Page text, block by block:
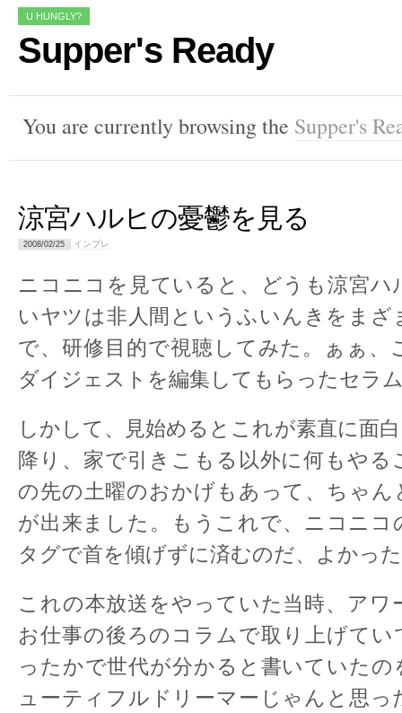
U HUNGLY?
Supper's Ready
You are currently browsing the Supper's
涼宮ハルヒの憂鬱を見る
2008/02/25 インプレ
ニコニコを見ていると、どうも涼宮ハ
いヤツは非人間というふいんきをまざ
で、研修目的で視聴してみた。ぁぁ、
ダイジェストを編集してもらったセラ
しかして、見始めるとこれが素直に面
降り、家で引きこもる以外に何もやる
の先の土曜のおかげもあって、ちゃん
が出来ました。もうこれで、ニコニコ
タグで首を傾げずに済むのだ、よかっ
これの本放送をやっていた当時、アワ
お仕事の後ろのコラムで取り上げてい
ったかで世代が分かると書いていたの
ューティフルドリーマーじゃんと思っ